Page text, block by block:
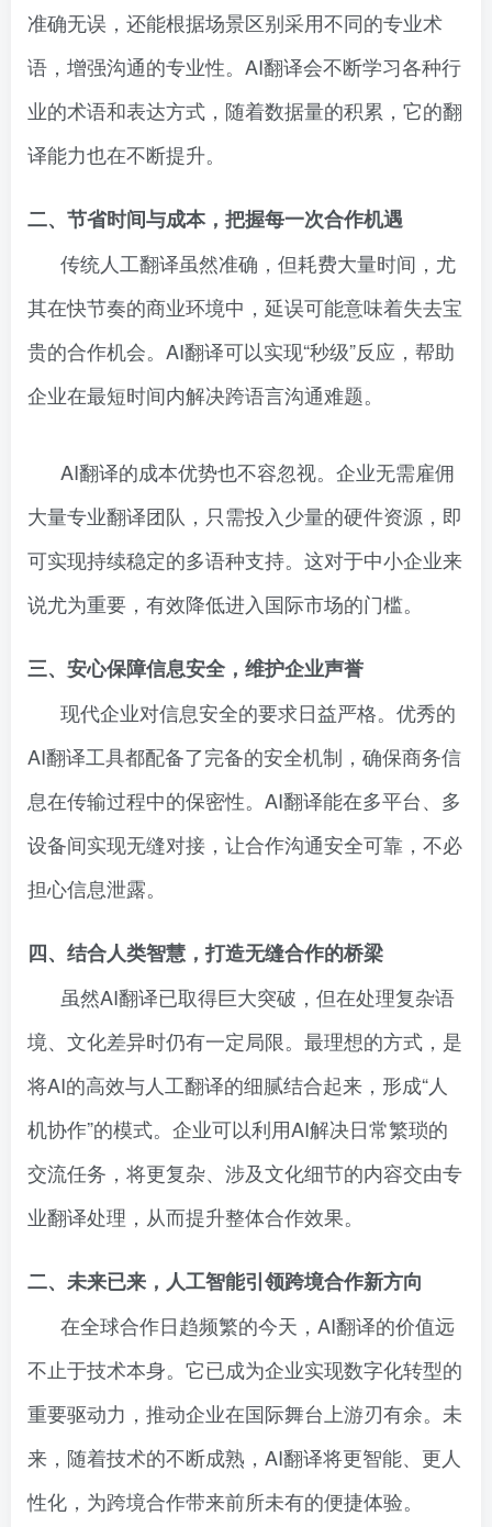
准确无误，还能根据场景区别采用不同的专业术
语，增强沟通的专业性。AI翻译会不断学习各种行
业的术语和表达方式，随着数据量的积累，它的翻
译能力也在不断提升。
二、节省时间与成本，把握每一次合作机遇
传统人工翻译虽然准确，但耗费大量时间，尤
其在快节奏的商业环境中，延误可能意味着失去宝
贵的合作机会。AI翻译可以实现“秒级”反应，帮助
企业在最短时间内解决跨语言沟通难题。
AI翻译的成本优势也不容忽视。企业无需雇佣
大量专业翻译团队，只需投入少量的硬件资源，即
可实现持续稳定的多语种支持。这对于中小企业来
说尤为重要，有效降低进入国际市场的门槛。
三、安心保障信息安全，维护企业声誉
现代企业对信息安全的要求日益严格。优秀的
AI翻译工具都配备了完备的安全机制，确保商务信
息在传输过程中的保密性。AI翻译能在多平台、多
设备间实现无缝对接，让合作沟通安全可靠，不必
担心信息泄露。
四、结合人类智慧，打造无缝合作的桥梁
虽然AI翻译已取得巨大突破，但在处理复杂语
境、文化差异时仍有一定局限。最理想的方式，是
将AI的高效与人工翻译的细腻结合起来，形成“人
机协作”的模式。企业可以利用AI解决日常繁琐的
交流任务，将更复杂、涉及文化细节的内容交由专
业翻译处理，从而提升整体合作效果。
二、未来已来，人工智能引领跨境合作新方向
在全球合作日趋频繁的今天，AI翻译的价值远
不止于技术本身。它已成为企业实现数字化转型的
重要驱动力，推动企业在国际舞台上游刃有余。未
来，随着技术的不断成熟，AI翻译将更智能、更人
性化，为跨境合作带来前所未有的便捷体验。